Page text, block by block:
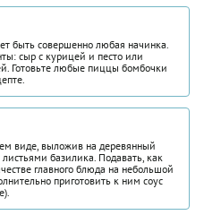
быть совершенно любая начинка.
сыр с курицей и песто или
Готовьте любые пиццы бомбочки
виде, выложив на деревянный
базилика. Подавать, как
главного блюда на небольшой
приготовить к ним соус